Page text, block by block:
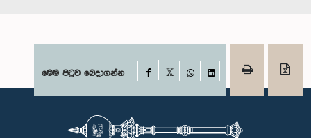
මෙම පිටුව බෙදාගන්න Facebook
WhatsAppLinkedIn